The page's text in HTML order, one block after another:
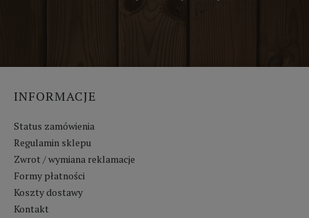
INFORMACJE
Status zamówienia
Regulamin sklepu
Zwrot / wymiana reklamacje
Formy płatności
Koszty dostawy
Kontakt